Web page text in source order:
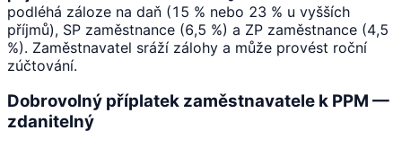
podléhá záloze na daň (15 % nebo 23 % u vyšších
příjmů), SP zaměstnance (6,5 %) a ZP zaměstnance (4,5
%). Zaměstnavatel sráží zálohy a může provést roční
zúčtování.
Dobrovolný příplatek zaměstnavatele k PPM —
zdanitelný